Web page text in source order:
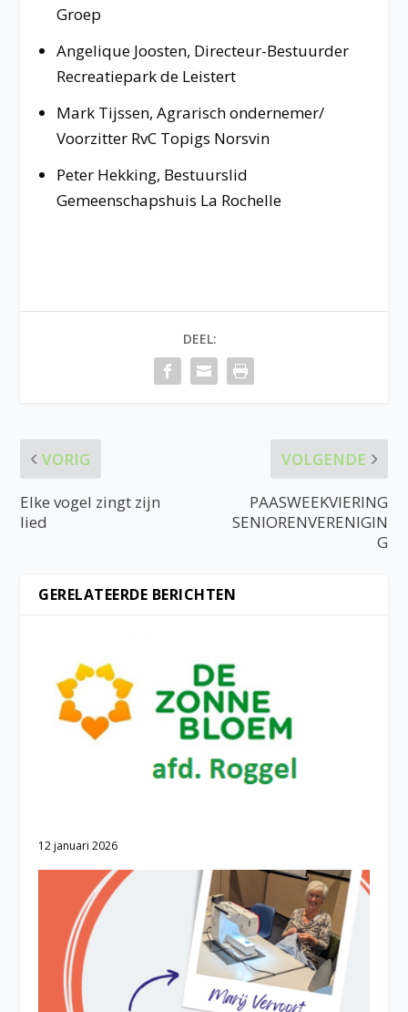
Groep
Angelique Joosten, Directeur-Bestuurder
Recreatiepark de Leistert
Mark Tijssen, Agrarisch ondernemer/
Voorzitter RvC Topigs Norsvin
Peter Hekking, Bestuurslid
Gemeenschapshuis La Rochelle
DEEL:
VORIG
Elke vogel zingt zijn
lied
VOLGENDE
PAASWEEKVIERING
SENIORENVERENIGIN
G
GERELATEERDE BERICHTEN
12 januari 2026